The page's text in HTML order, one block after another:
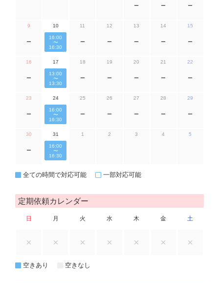
ー ー ー
9
ー
10
16:00
〜
16:30
11
ー
12
ー
13
ー
14
ー
15
ー
16
ー
17
13:00
〜
13:30
18
ー
19
ー
20
ー
21
ー
22
ー
23
ー
24
16:00
〜
16:30
25
ー
26
ー
27
ー
28
ー
29
ー
30
ー
31
16:00
〜
16:30
1 2 3 4 5
全ての時間で対応可能 一部対応可能
定期依頼カレンダー
日 月 火 水 木 金 土
空きあり 空きなし